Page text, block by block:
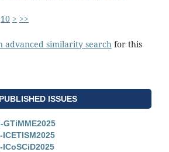
10 > >>
advanced similarity searchfor this
PUBLISHED ISSUES
GTiMME2025
ICoSCiD2025